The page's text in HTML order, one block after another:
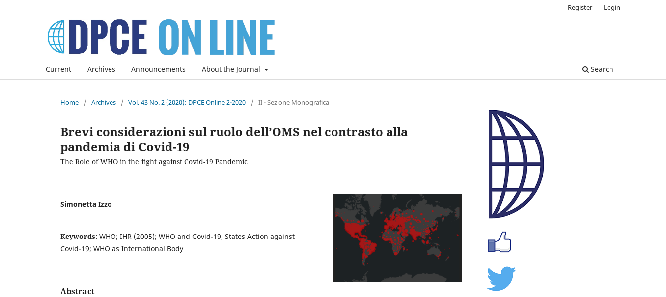
Current Archives Announcements About the Journal Search
Register Login
Home / Archives / Vol. 43 No. 2 (2020): DPCE Online 2-2020 / II - Sezione Monografica
Brevi considerazioni sul ruolo dell’OMS nel contrasto alla
pandemia di Covid-19
The Role of WHO in the fight against Covid-19 Pandemic
Simonetta Izzo
Keywords: WHO; IHR (2005); WHO and Covid-19; States Action against
Covid-19; WHO as International Body
Abstract